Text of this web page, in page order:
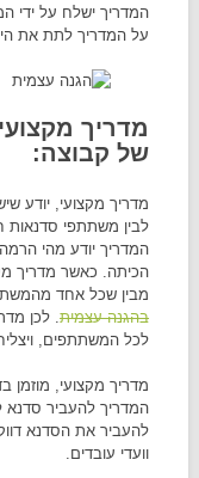
המדריך ישלח על ידי
על המדריך לתת את
מדריך
של קבוצה:
מדריך מקצועי, יודע
לבין משתתפי
המדריך יודע מהי
הכיתה. כאשר מדריך
מבין שכל אחד
בהגנה עצמית. לכן
לכל המשתתפים,
מדריך מקצועי, מוזמן
המדריך להעביר סדנא
להעביר את הסדנא
וועדי עובדים.